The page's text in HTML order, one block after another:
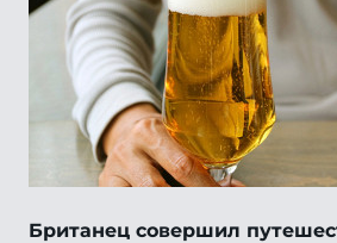
Британец совершил